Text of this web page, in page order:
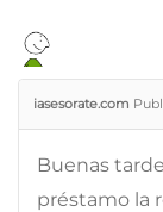
iasesorate.com
Buenas
préstamo la